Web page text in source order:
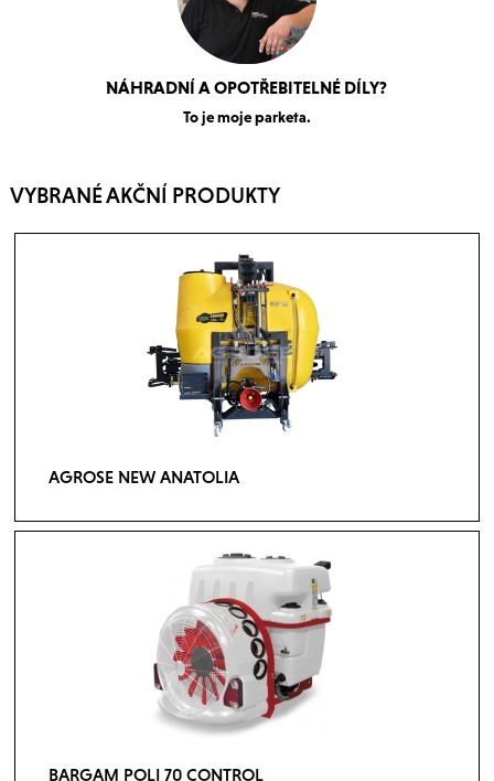
NÁHRADNÍ A OPOTŘEBITELNÉ DÍLY?
To je moje parketa.
VYBRANÉ AKČNÍ PRODUKTY
AGROSE NEW ANATOLIA
BARGAM POLI 70 CONTROL